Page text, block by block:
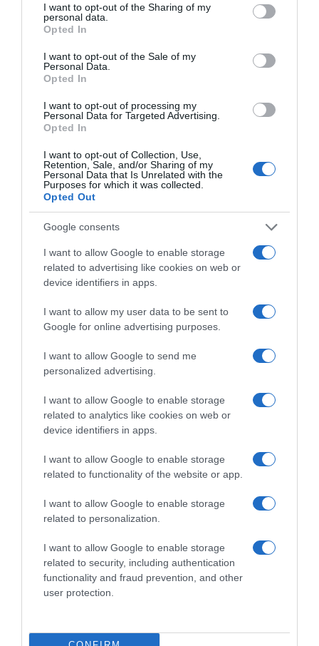
not limited to your visit or usage behaviour. You may click to
grant or deny consent to Google and its third-party tags to
use your data for below specified purposes in below Google
consent section.
I want to opt-out of the Sharing of my
personal data.
Opted In
I want to opt-out of the Sale of my
Personal Data.
Opted In
I want to opt-out of processing my
Personal Data for Targeted Advertising.
Opted In
I want to opt-out of Collection, Use,
Retention, Sale, and/or Sharing of my
Personal Data that Is Unrelated with the
Purposes for which it was collected.
Opted Out
Google consents
I want to allow Google to enable storage
related to advertising like cookies on web or
device identifiers in apps.
I want to allow my user data to be sent to
Google for online advertising purposes.
I want to allow Google to send me
personalized advertising.
I want to allow Google to enable storage
related to analytics like cookies on web or
device identifiers in apps.
I want to allow Google to enable storage
related to functionality of the website or app.
I want to allow Google to enable storage
related to personalization.
I want to allow Google to enable storage
related to security, including authentication
functionality and fraud prevention, and other
user protection.
ΕΛΛΑΔΑ
Θεσσαλονίκη: Συνελήφθη 31χρονος
Τούρκος – Εκκρεμούσε εις βάρος του
ερυθρά αγγελία
Είχε απασχολήσει τις Αρχές για κατοχή ναρκωτικών και
οπλοκατοχή
ΕΛΛΑΔΑ